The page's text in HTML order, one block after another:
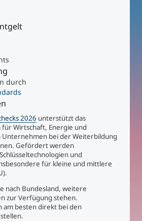
Studienberatung
Bachelor/Master
am MCI
Programme
durch
2026 unterstützt das
Wirtschaft, Energie und
Unternehmen bei der Weiterbildung
Gefördert werden
und
für kleine und mittlere
nach Bundesland, weitere
zur Verfügung stehen.
am besten direkt bei den